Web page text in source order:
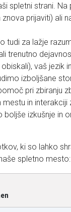
spletni strani. Na
prijaviti) ali
tudi za lažje
trenutno
vaš jezik
izboljšane
pri zbiranju
in interakciji
boljše izkušnje in
ki so lahko
spletno mesto: